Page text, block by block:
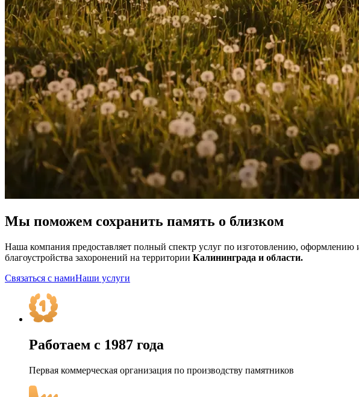
Мы поможем сохранить память о близком
Наша компания предоставляет полный спектр услуг по изготовлению,
благоустройства захоронений на территории Калининграда и области.
Связаться с намиНаши услуги
Работаем с 1987 года
Первая коммерческая организация по производству памятников